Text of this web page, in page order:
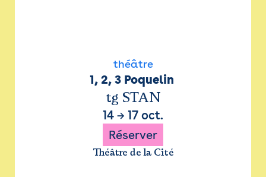
théâtre
1, 2, 3 Poquelin
tg STAN
14 → 17 oct.
Réserver
Théâtre de la Cité